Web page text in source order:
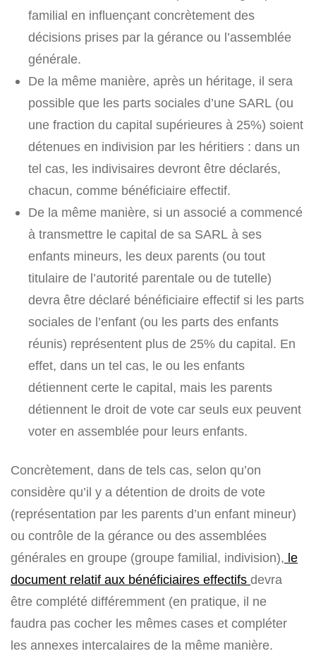
familial en influençant concrètement des
décisions prises par la gérance ou l’assemblée
générale.
De la même manière, après un héritage, il sera
possible que les parts sociales d’une SARL (ou
une fraction du capital supérieures à 25%) soient
détenues en indivision par les héritiers : dans un
tel cas, les indivisaires devront être déclarés,
chacun, comme bénéficiaire effectif.
De la même manière, si un associé a commencé
à transmettre le capital de sa SARL à ses
enfants mineurs, les deux parents (ou tout
titulaire de l’autorité parentale ou de tutelle)
devra être déclaré bénéficiaire effectif si les parts
sociales de l’enfant (ou les parts des enfants
réunis) représentent plus de 25% du capital. En
effet, dans un tel cas, le ou les enfants
détiennent certe le capital, mais les parents
détiennent le droit de vote car seuls eux peuvent
voter en assemblée pour leurs enfants.
Concrètement, dans de tels cas, selon qu’on
considère qu’il y a détention de droits de vote
(représentation par les parents d’un enfant mineur)
ou contrôle de la gérance ou des assemblées
générales en groupe (groupe familial, indivision), le
document relatif aux bénéficiaires effectifs devra
être complété différemment (en pratique, il ne
faudra pas cocher les mêmes cases et compléter
les annexes intercalaires de la même manière.